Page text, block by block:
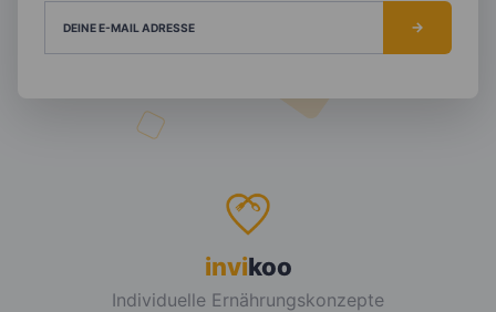
DEINE E-MAIL ADRESSE
invikoo
Individuelle Ernährungskonzepte